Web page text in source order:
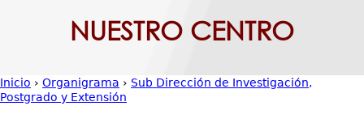
Nuestro Centro
Oferta Académica
NUESTRO CENTRO
Usted
Inicio › Organigrama › Sub Dirección de Investigación,
Postgrado y Extensión